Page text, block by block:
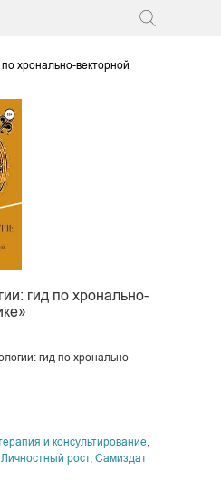
хронально-векторной
гид по хронально-
гид по хронально-
и консультирование,
Личностный рост, Самиздат